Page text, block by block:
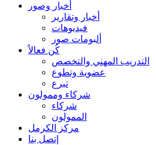
أخبار وصور
أخبار وتقارير
فيديوهات
ألبومات صور
كُن فعالاً
التدريب المهني والتخصص
عضوية وتطوع
تبرع
شركاء وممولون
شركاء
الممولون
مركز الكرمل
إتصل بنا